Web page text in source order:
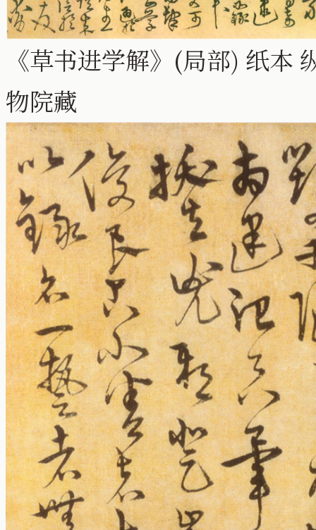
《草书进学解》(局部) 纸本
物院藏